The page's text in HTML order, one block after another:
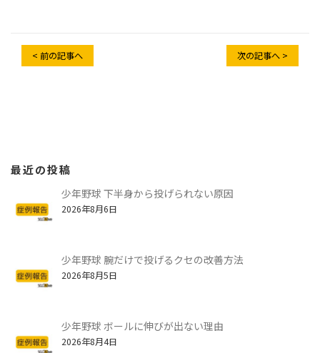
< 前の記事へ 次の記事へ >
最近の投稿
少年野球 下半身から投げられない原因
2026年8月6日
少年野球 腕だけで投げるクセの改善方法
2026年8月5日
少年野球 ボールに伸びが出ない理由
2026年8月4日